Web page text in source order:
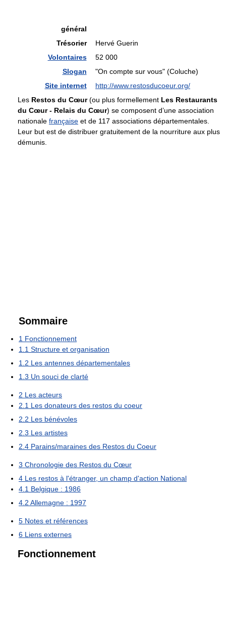
général
Trésorier
Hervé Guerin
Volontaires
52 000
Slogan
"On compte sur vous" (Coluche)
Site internet
http://www.restosducoeur.org/
Les Restos du Cœur(ou plus formellement Les Restaurants
du Cœur - Relais du Cœur) se composent d’une association
nationale française et de 117 associations départementales.
Leur but est de distribuer gratuitement de la nourriture aux plus
démunis.
Sommaire
1 Fonctionnement
1.1 Structure et organisation
1.2 Les antennes départementales
1.3 Un souci de clarté
2 Les acteurs
2.1 Les donateurs des restos du coeur
2.2 Les bénévoles
2.3 Les artistes
2.4 Parains/maraines des Restos du Coeur
3 Chronologie des Restos du Cœur
4 Les restos à l'étranger, un champ d'action National
4.1 Belgique : 1986
4.2 Allemagne : 1997
5 Notes et références
6 Liens externes
Fonctionnement